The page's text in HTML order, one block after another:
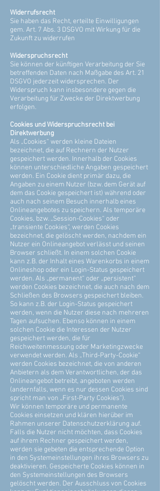
Widerrufsrecht
Sie haben das Recht, erteilte Einwilligungen
gem. Art. 7 Abs. 3 DSGVO mit Wirkung für die
Zukunft zu widerrufen
Widerspruchsrecht
Sie können der künftigen Verarbeitung der Sie
betreffenden Daten nach Maßgabe des Art. 21
DSGVO jederzeit widersprechen. Der
Widerspruch kann insbesondere gegen die
Verarbeitung für Zwecke der Direktwerbung
erfolgen.
Cookies und Widerspruchsrecht bei
Direktwerbung
Als „Cookies“ werden kleine Dateien
bezeichnet, die auf Rechnern der Nutzer
gespeichert werden. Innerhalb der Cookies
können unterschiedliche Angaben gespeichert
werden. Ein Cookie dient primär dazu, die
Angaben zu einem Nutzer (bzw. dem Gerät auf
dem das Cookie gespeichert ist) während oder
auch nach seinem Besuch innerhalb eines
Onlineangebotes zu speichern. Als temporäre
Cookies, bzw. „Session-Cookies“ oder
„transiente Cookies“, werden Cookies
bezeichnet, die gelöscht werden, nachdem ein
Nutzer ein Onlineangebot verlässt und seinen
Browser schließt. In einem solchen Cookie
kann z.B. der Inhalt eines Warenkorbs in einem
Onlineshop oder ein Login-Status gespeichert
werden. Als „permanent“ oder „persistent“
werden Cookies bezeichnet, die auch nach dem
Schließen des Browsers gespeichert bleiben.
So kann z.B. der Login-Status gespeichert
werden, wenn die Nutzer diese nach mehreren
Tagen aufsuchen. Ebenso können in einem
solchen Cookie die Interessen der Nutzer
gespeichert werden, die für
Reichweitenmessung oder Marketingzwecke
verwendet werden. Als „Third-Party-Cookie“
werden Cookies bezeichnet, die von anderen
Anbietern als dem Verantwortlichen, der das
Onlineangebot betreibt, angeboten werden
(andernfalls, wenn es nur dessen Cookies sind
spricht man von „First-Party Cookies“).
Wir können temporäre und permanente
Cookies einsetzen und klären hierüber im
Rahmen unserer Datenschutzerklärung auf.
Falls die Nutzer nicht möchten, dass Cookies
auf ihrem Rechner gespeichert werden,
werden sie gebeten die entsprechende Option
in den Systemeinstellungen ihres Browsers zu
deaktivieren. Gespeicherte Cookies können in
den Systemeinstellungen des Browsers
gelöscht werden. Der Ausschluss von Cookies